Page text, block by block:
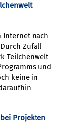
Internet nach
Zufall
Teilchenwelt
und
keine in
Projekten